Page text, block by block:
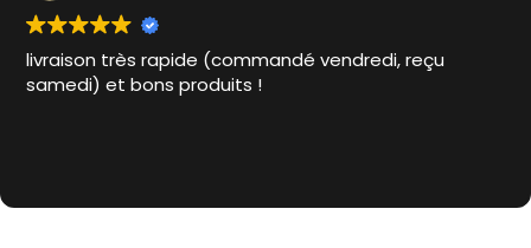
(commandé vendredi, reçu
produits !
Nouvelle